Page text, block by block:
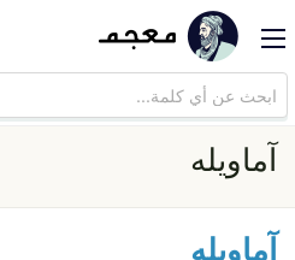
آماويله
آماويله